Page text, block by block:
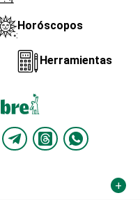
Horóscopos
Herramientas